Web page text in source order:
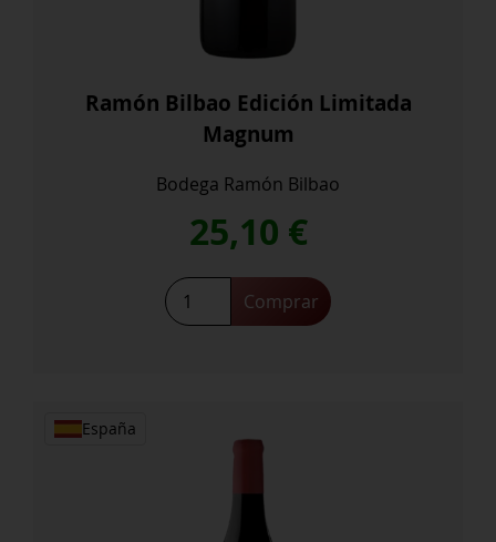
Ramón Bilbao Edición Limitada
Magnum
Bodega Ramón Bilbao
25,10 €
Ramón
Bilbao
Comprar
España